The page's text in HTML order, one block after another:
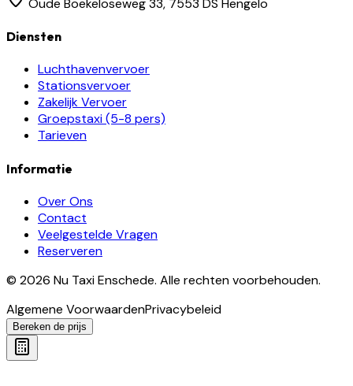
Oude Boekeloseweg 33, 7553 DS Hengelo
Diensten
Luchthavenvervoer
Stationsvervoer
Zakelijk Vervoer
Groepstaxi (5-8 pers)
Tarieven
Informatie
Over Ons
Contact
Veelgestelde Vragen
Reserveren
© 2026 Nu Taxi Enschede. Alle rechten voorbehouden.
Algemene VoorwaardenPrivacybeleid
Bereken de prijs